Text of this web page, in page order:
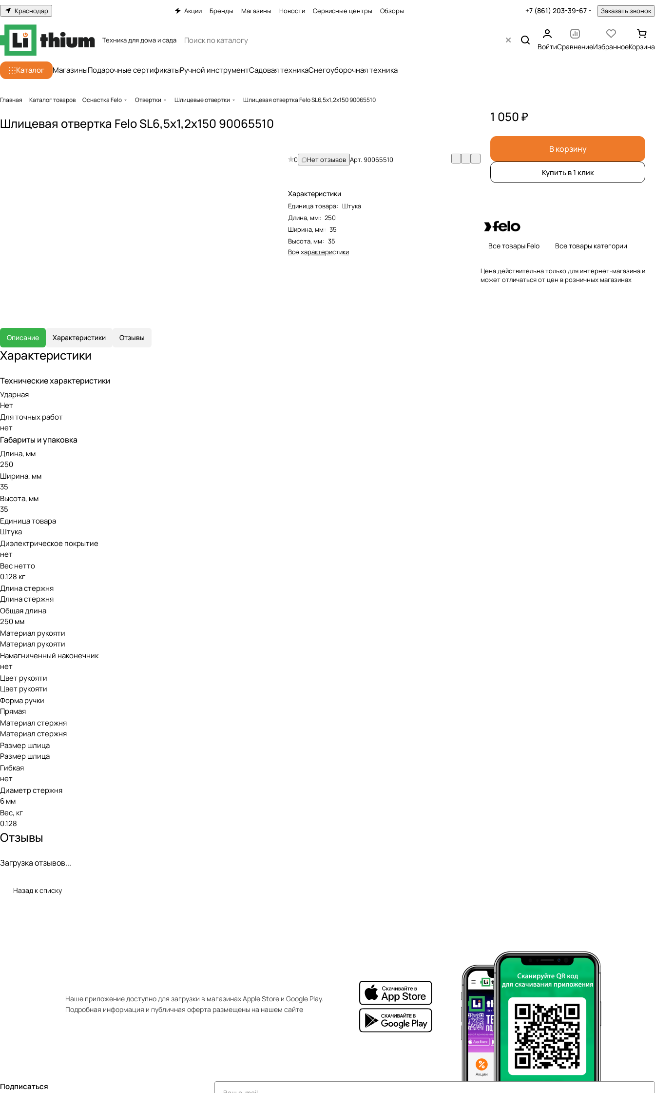
Краснодар Акции Бренды Магазины Новости Сервисные центры Обзоры +7 (861) 203-39-67 Заказать звонок
Техника для дома и сада
ВойтиСравнениеИзбранноеКорзина
Каталог МагазиныПодарочные сертификатыРучной инструментСадовая техникаСнегоуборочная техника
Главная Каталог товаров Оснастка Felo Отвертки Шлицевые отвертки Шлицевая отвертка Felo SL6,5x1,2x150 90065510
Шлицевая отвертка Felo SL6,5x1,2x150 90065510
0 Нет отзывов Арт.90065510
Характеристики
Единица товара: Штука
Длина, мм: 250
Ширина, мм: 35
Высота, мм: 35
Все характеристики
1 050 ₽
В корзину
Купить в 1 клик
Все товары Felo Все товары категории
Цена действительна только для интернет-магазина и
может отличаться от цен в розничных магазинах
Описание Характеристики Отзывы
Характеристики
Технические характеристики
Ударная
Нет
Для точных работ
нет
Габариты и упаковка
Длина, мм
250
Ширина, мм
35
Высота, мм
35
Единица товара
Штука
Диэлектрическое покрытие
нет
Вес нетто
0.128 кг
Длина стержня
Длина стержня
Общая длина
250 мм
Материал рукояти
Материал рукояти
Намагниченный наконечник
нет
Цвет рукояти
Цвет рукояти
Форма ручки
Прямая
Материал стержня
Материал стержня
Размер шлица
Размер шлица
Гибкая
нет
Диаметр стержня
6 мм
Вес, кг
0.128
Отзывы
Загрузка отзывов...
Назад к списку
Наше приложение доступно для загрузки в магазинах Apple Store и Google Play.
Подробная информация и публичная оферта размещены на нашем сайте
Подписаться